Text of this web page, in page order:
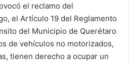
el reclamo del
el Artículo 19 del Reglamento
del Municipio de Querétaro
de vehículos no motorizados,
tienen derecho a ocupar un